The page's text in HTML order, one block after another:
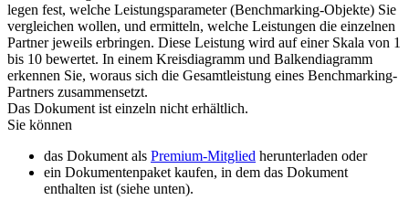
legen fest, welche Leistungsparameter (Benchmarking-Objekte) Sie
vergleichen wollen, und ermitteln, welche Leistungen die einzelnen
Partner jeweils erbringen. Diese Leistung wird auf einer Skala von 1
bis 10 bewertet. In einem Kreisdiagramm und Balkendiagramm
erkennen Sie, woraus sich die Gesamtleistung eines Benchmarking-
Partners zusammensetzt.
Das Dokument ist einzeln nicht erhältlich.
Sie können
das Dokument als Premium-Mitglied herunterladen oder
ein Dokumentenpaket kaufen, in dem das Dokument
enthalten ist (siehe unten).